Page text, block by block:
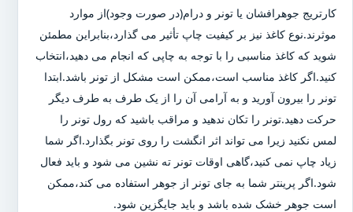
کارتریج جوهرافشان یا تونر و درام(در صورت وجود)از موارد
موثرند.نوع کاغذ نیز بر کیفیت چاپ تأثیر می گذارد،بنابراین مطمئن
شوید که کاغذ مناسبی را با توجه به چاپی که انجام می دهید،انتخاب
کنید.اگر کاغذ مناسب است،ممکن است مشکل از تونر باشد.ابتدا
تونر را بیرون آورید و به آرامی آن را از یک طرف به طرف دیگر
حرکت دهید.تونر را تکان ندهید و مراقب باشید که رول تونر را
لمس نکنید زیرا می تواند اثر انگشت را روی تونر بگذارد.اگر شما
زیاد چاپ نمی کنید،گاهی اوقات تونر ته نشین می شود و باید فعال
شود.اگر پرینتر شما به جای تونر از جوهر استفاده می کند،ممکن
است جوهر خشک شده باشد و باید جایگزین شود.